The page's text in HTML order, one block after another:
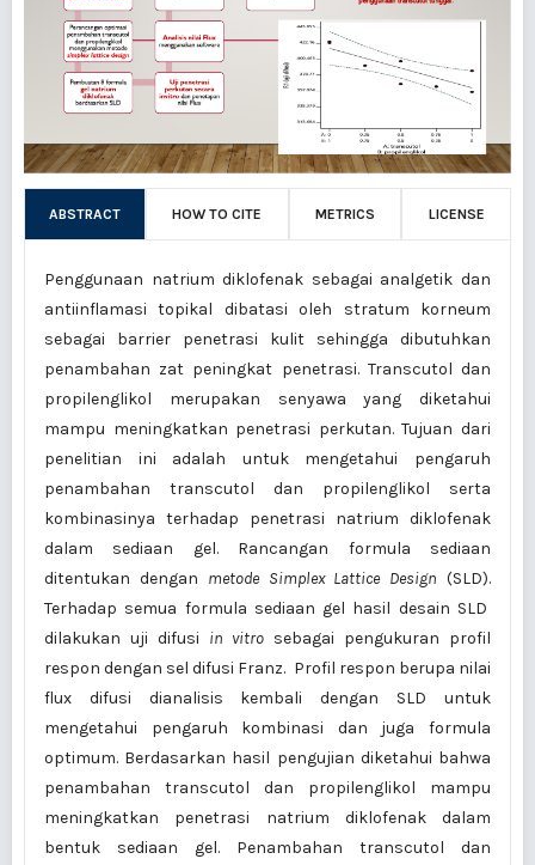
ABSTRACT HOW TO CITE METRICS LICENSE
Penggunaan natrium diklofenak sebagai analgetik dan
antiinflamasi topikal dibatasi oleh stratum korneum
sebagai barrier penetrasi kulit sehingga dibutuhkan
penambahan zat peningkat penetrasi. Transcutol dan
propilenglikol merupakan senyawa yang diketahui
mampu meningkatkan penetrasi perkutan. Tujuan dari
penelitian ini adalah untuk mengetahui pengaruh
penambahan transcutol dan propilenglikol serta
kombinasinya terhadap penetrasi natrium diklofenak
dalam sediaan gel. Rancangan formula sediaan
ditentukan dengan metode Simplex Lattice Design (SLD).
Terhadap semua formula sediaan gel hasil desain SLD
dilakukan uji difusi in vitro sebagai pengukuran profil
respon dengan sel difusi Franz. Profil respon berupa nilai
flux difusi dianalisis kembali dengan SLD untuk
mengetahui pengaruh kombinasi dan juga formula
optimum. Berdasarkan hasil pengujian diketahui bahwa
penambahan transcutol dan propilenglikol mampu
meningkatkan penetrasi natrium diklofenak dalam
bentuk sediaan gel. Penambahan transcutol dan